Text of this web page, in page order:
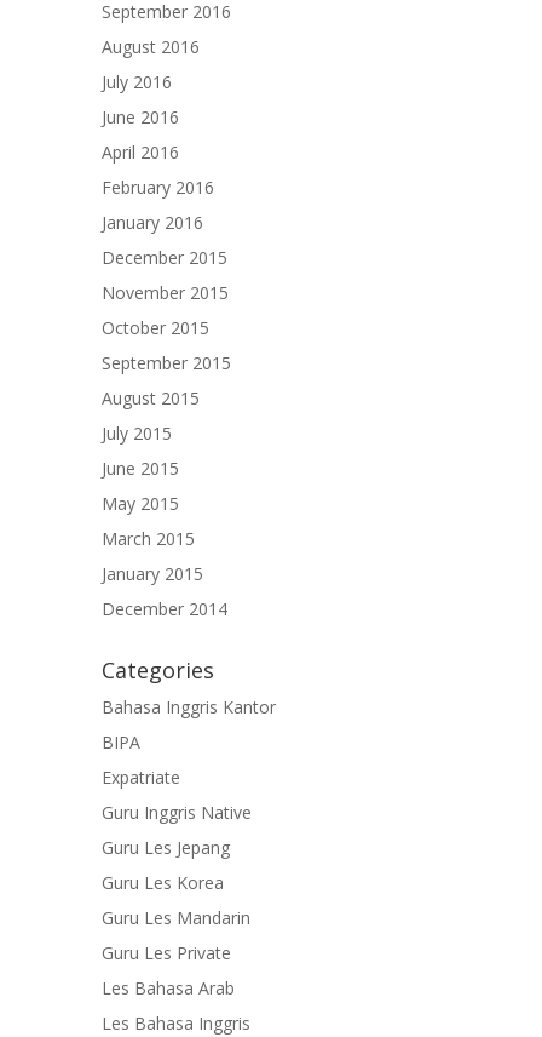
September 2016
August 2016
July 2016
June 2016
April 2016
February 2016
January 2016
December 2015
November 2015
October 2015
September 2015
August 2015
July 2015
June 2015
May 2015
March 2015
January 2015
December 2014
Categories
Bahasa Inggris Kantor
BIPA
Expatriate
Guru Inggris Native
Guru Les Jepang
Guru Les Korea
Guru Les Mandarin
Guru Les Private
Les Bahasa Arab
Les Bahasa Inggris